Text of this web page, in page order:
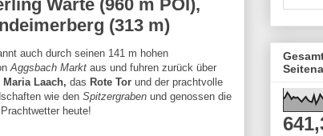
Warte (960 m POI),
(313 m)
auch durch seinen 141 m hohen
Aggsbach Markt aus und fuhren zurück über
Laach, das Rote Tor und der prachtvolle
wie den Spitzergraben und genossen die
heute!